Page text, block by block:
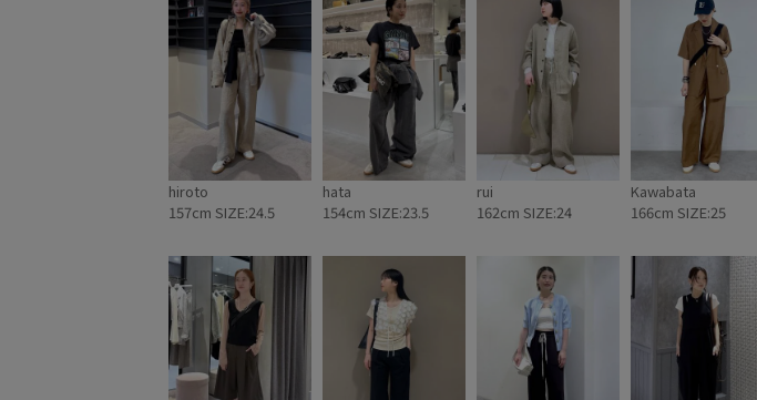
hiroto
157cm SIZE:24.5
hata
154cm SIZE:23.5
rui
162cm SIZE:24
Kawabata
166cm SIZE:25